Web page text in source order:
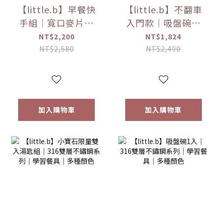
【little.b】早餐快
手組｜寬口麥片碗
＋學飲杯組合｜316
雙層不鏽鋼系列｜
色
NT$2,200
NT$2,580
加入購物車
【little.b】不翻車
入門款｜吸盤碗＋
小寶石湯匙組合｜
316雙層不鏽鋼系列
顏色
NT$1,824
NT$2,490
加入購物車